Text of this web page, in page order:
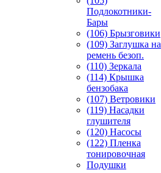
Подлокотники-
Бары
(106) Брызговики
(109) Заглушка на
ремень безоп.
(110) Зеркала
(114) Крышка
бензобака
(107) Ветровики
(119) Насадки
глушителя
(120) Насосы
(122) Пленка
тонировочная
Подушки